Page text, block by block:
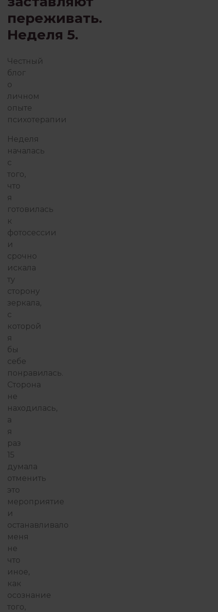
переживать.
Неделя 5.
Честный
блог
о
личном
опыте
психотерапии
Неделя
началась
с
того,
что
я
готовилась
к
фотосессии
и
срочно
искала
ту
сторону
зеркала,
с
которой
я
бы
себе
понравилась.
Сторона
не
находилась,
а
я
раз
15
думала
отменить
это
мероприятие
и
останавливало
меня
не
что
иное,
как
осознание
того,
ПОИСК СЕБЯ